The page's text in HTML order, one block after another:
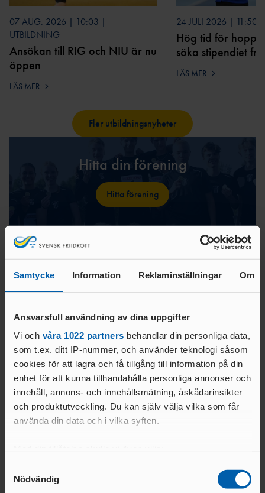
Samtycke Information Reklaminställningar Om
Ansvarsfull användning av dina uppgifter
Vi och våra 1022 partners behandlar din personliga data,
som t.ex. ditt IP-nummer, och använder teknologi såsom
cookies för att lagra och få tillgång till information på din
enhet för att kunna tillhandahålla personliga annonser och
innehåll, annons- och innehållsmätning, åskådarinsikter
och produktutveckling. Du kan själv välja vilka som får
använda din data och i vilka syften.
som kan ha en noggrannhet på upp till flera meter
Nödvändig
07 AUG. 2026 | 10:03 |
UTBILDNING
Ansökan till RIG och NIU är nu
öppen
LÄS MER
24 JULI 2026 | 11:50
Hög tid för
söka stipendiet
LÄS MER
Fler utbildningsnyheter
Hitta din förening
Hitta förening
Friidrottskollen
Vem tävlar var och när? Här presenterar vi diverse
Klicka här!
Nyheter parafriidrott